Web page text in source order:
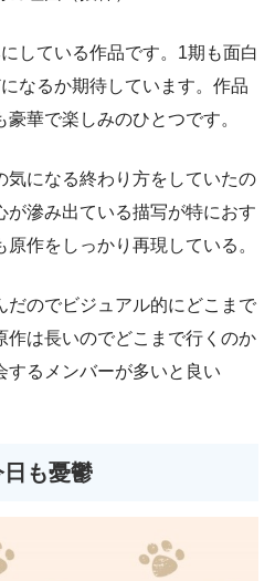
している作品です。1期も面白
なるか期待しています。作品
華で楽しみのひとつです。
気になる終わり方をしていたの
が滲み出ている描写が特におす
作をしっかり再現している。
のでビジュアル的にどこまで
は長いのでどこまで行くのか
るメンバーが多いと良い
も憂鬱